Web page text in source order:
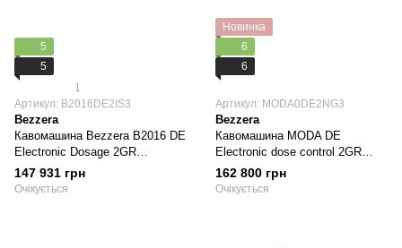
5
5
1
Артикул: B2016DE2IS3
Bezzera
Кавомашина Bezzera B2016 DЕ
Electronic Dosage 2GR
Stainless Steel B2016DE2IS3
147 931 грн
Очікується
Новинка
6
6
Артикул: MODA0DE2NG3
Bezzera
Кавомашина MODA DE
Electronic dose control 2GR
Matt Black MODA0DE2NG3
162 800 грн
Очікується